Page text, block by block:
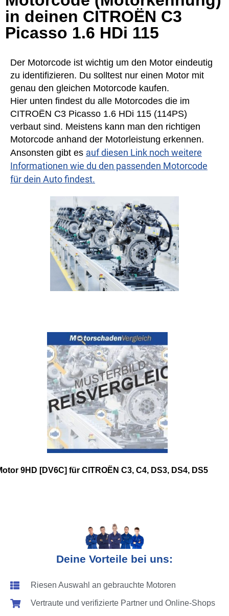
in deinen CITROËN C3
Picasso 1.6 HDi 115
Der Motorcode ist wichtig um den Motor eindeutig
zu identifizieren. Du solltest nur einen Motor mit
genau den gleichen Motorcode kaufen.
Hier unten findest du alle Motorcodes die im
CITROËN C3 Picasso 1.6 HDi 115 (114PS)
verbaut sind. Meistens kann man den richtigen
Motorcode anhand der Motorleistung erkennen.
Ansonsten gibt es auf diesen Link noch weitere
Informationen wie du den passenden Motorcode
für dein Auto findest.
9HD [DV6C] für CITROËN C3, C4, DS3, DS4, DS5
Deine Vorteile bei uns:
Riesen Auswahl an gebrauchte Motoren
Vertraute und verifizierte Partner und Online-Shops